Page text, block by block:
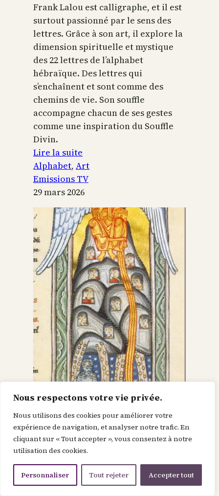
Nous respectons votre vie privée.
Nous utilisons des cookies pour améliorer votre
expérience de navigation, et analyser notre trafic. En
cliquant sur « Tout accepter », vous consentez à notre
utilisation des cookies.
Personnaliser Tout rejeter Accepter tout
Frank Lalou est calligraphe, et il est
surtout passionné par le sens des
lettres. Grâce à son art, il explore la
dimension spirituelle et mystique
des 22 lettres de l’alphabet
hébraïque. Des lettres qui
s’enchaînent et sont comme des
chemins de vie. Son souffle
accompagne chacun de ses gestes
comme une inspiration du Souffle
Divin.
Lire la suite
L’alphabet
sacré
Alphabet, Art
Emissions TV
29 mars 2026
Dieu dans le Christ,
recherche l’homme et
le renouvelle